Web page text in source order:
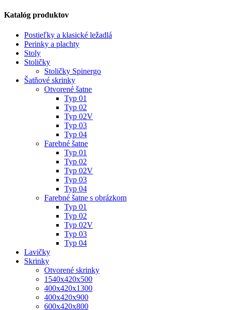
Katalóg produktov
Postieľky a klasické ležadlá
Perinky a plachty
Stoly
Stoličky
Stoličky Spinergo
Šatňové skrinky
Otvorené šatne
Typ 01
Typ 02
Typ 02V
Typ 03
Typ 04
Farebné šatne
Typ 01
Typ 02
Typ 02V
Typ 03
Typ 04
Farebné šatne s obrázkom
Typ 01
Typ 02
Typ 02V
Typ 03
Typ 04
Lavičky
Skrinky
Otvorené skrinky
1540x420x500
400x420x1300
400x420x900
600x420x800